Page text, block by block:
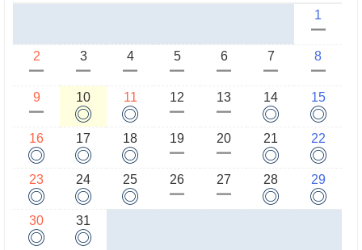
1
ー
2
ー
3
ー
4
ー
5
ー
6
ー
7
ー
8
ー
9
ー
10
◎
11
◎
12
ー
13
ー
14
◎
15
◎
16
◎
17
◎
18
◎
19
ー
20
ー
21
◎
22
◎
23
◎
24
◎
25
◎
26
ー
27
ー
28
◎
29
◎
30
◎
31
◎